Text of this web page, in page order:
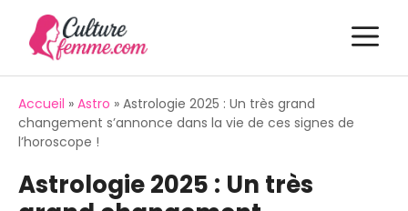
contenu
Accueil » Astro » Astrologie 2025 : Un très grand
changement s’annonce dans la vie de ces signes de
l’horoscope !
Astrologie 2025 : Un très